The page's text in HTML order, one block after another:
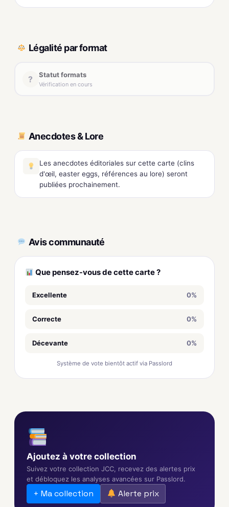
Légalité par format
? Statut formats
Vérification en cours
Anecdotes & Lore
Les anecdotes éditoriales sur cette carte (clins
d'œil, easter eggs, références au lore) seront
publiées prochainement.
Avis communauté
Que pensez-vous de cette carte ?
Excellente 0%
Correcte 0%
Décevante 0%
Système de vote bientôt actif via Passlord
Ajoutez à votre collection
Suivez votre collection JCC, recevez des alertes prix
et débloquez les analyses avancées sur Passlord.
+ Ma collection Alerte prix